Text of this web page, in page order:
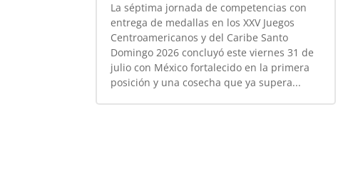
La séptima jornada de competencias con
entrega de medallas en los XXV Juegos
Centroamericanos y del Caribe Santo
Domingo 2026 concluyó este viernes 31 de
julio con México fortalecido en la primera
posición y una cosecha que ya supera...